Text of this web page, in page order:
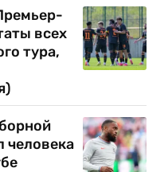
всех
тура,
человека